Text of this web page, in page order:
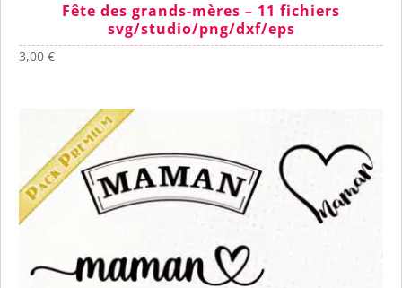
Fête des grands-mères – 11 fichiers
svg/studio/png/dxf/eps
3,00 €